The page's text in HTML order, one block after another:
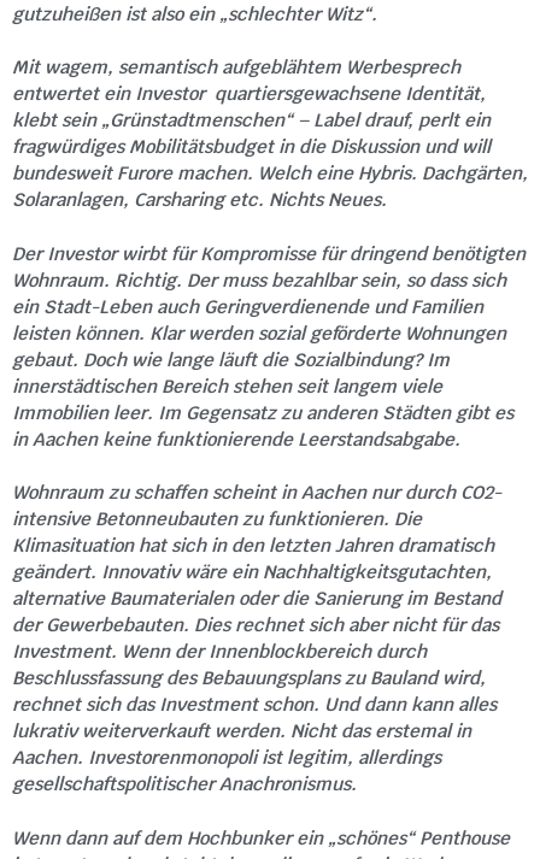
gutzuheißen ist also ein „schlechter Witz“.
Mit wagem, semantisch aufgeblähtem Werbesprech
entwertet ein Investor quartiersgewachsene Identität,
klebt sein „Grünstadtmenschen“ – Label drauf, perlt ein
fragwürdiges Mobilitätsbudget in die Diskussion und will
bundesweit Furore machen. Welch eine Hybris. Dachgärten,
Solaranlagen, Carsharing etc. Nichts Neues.
Der Investor wirbt für Kompromisse für dringend benötigten
Wohnraum. Richtig. Der muss bezahlbar sein, so dass sich
ein Stadt-Leben auch Geringverdienende und Familien
leisten können. Klar werden sozial geförderte Wohnungen
gebaut. Doch wie lange läuft die Sozialbindung? Im
innerstädtischen Bereich stehen seit langem viele
Immobilien leer. Im Gegensatz zu anderen Städten gibt es
in Aachen keine funktionierende Leerstandsabgabe.
Wohnraum zu schaffen scheint in Aachen nur durch CO2-
intensive Betonneubauten zu funktionieren. Die
Klimasituation hat sich in den letzten Jahren dramatisch
geändert. Innovativ wäre ein Nachhaltigkeitsgutachten,
alternative Baumaterialen oder die Sanierung im Bestand
der Gewerbebauten. Dies rechnet sich aber nicht für das
Investment. Wenn der Innenblockbereich durch
Beschlussfassung des Bebauungsplans zu Bauland wird,
rechnet sich das Investment schon. Und dann kann alles
lukrativ weiterverkauft werden. Nicht das erstemal in
Aachen. Investorenmonopoli ist legitim, allerdings
gesellschaftspolitischer Anachronismus.
Wenn dann auf dem Hochbunker ein „schönes“ Penthouse